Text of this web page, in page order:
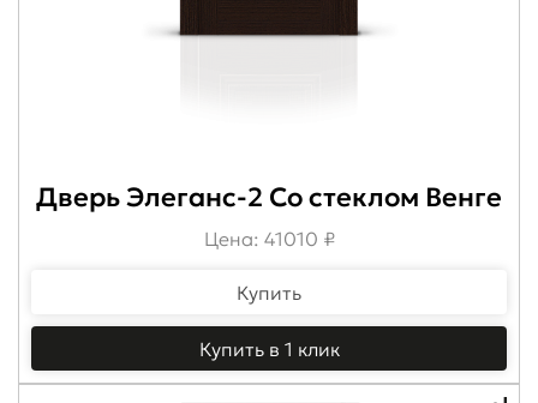
Дверь Элеганс-2 Со стеклом Венге
Цена: 41010 ₽
Купить
Купить в 1 клик